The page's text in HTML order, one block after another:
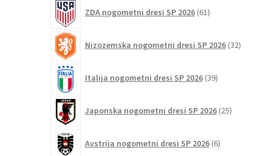
ZDA nogometni dresi SP 2026 61izdelkov
Nizozemska nogometni dresi SP 2026 32izdelkov
Italija nogometni dresi SP 2026 39izdelkov
Japonska nogometni dresi SP 2026 25izdelkov
Avstrija nogometni dresi SP 2026 6izdelkov